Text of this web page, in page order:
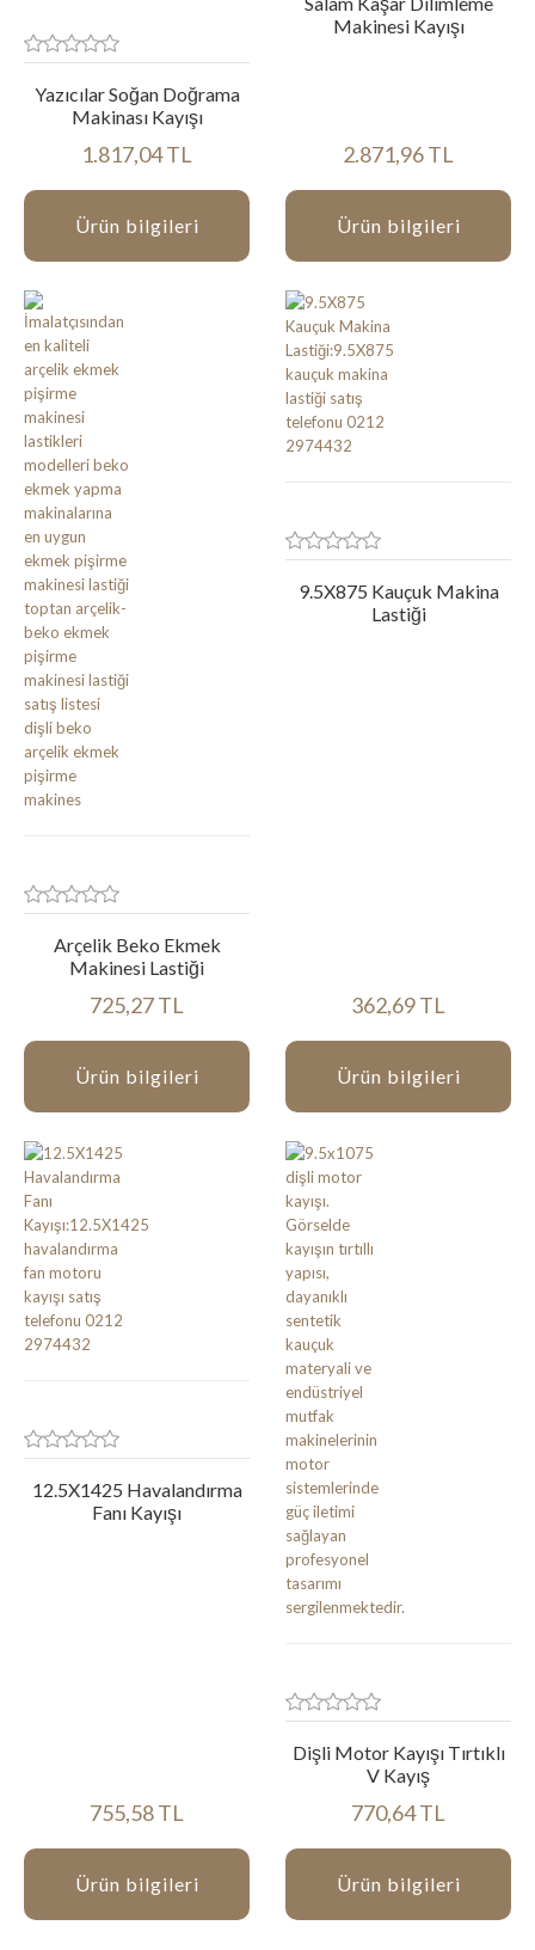
Yazıcılar Soğan Doğrama
Makinası Kayışı
1.817,04 TL
Ürün bilgileri
Makinesi Kayışı
2.871,96 TL
Ürün bilgileri
Arçelik Beko Ekmek
Makinesi Lastiği
725,27 TL
Ürün bilgileri
9.5X875 Kauçuk Makina
Lastiği
362,69 TL
Ürün bilgileri
12.5X1425 Havalandırma
Fanı Kayışı
755,58 TL
Ürün bilgileri
Dişli Motor Kayışı Tırtıklı
V Kayış
770,64 TL
Ürün bilgileri